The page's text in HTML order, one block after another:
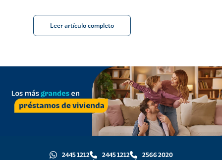
Leer artículo completo
2445 1212 2445 1212
2566 2020